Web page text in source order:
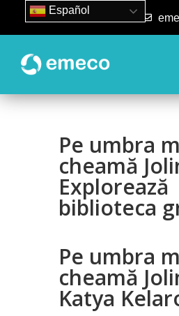
93 840 50 80
Pe umbra
cheamă
Explorează
biblioteca
Pe umbra
cheamă
Katya
Español